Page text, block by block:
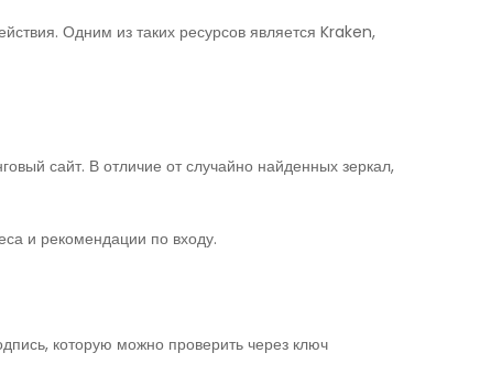
Одним из таких ресурсов является Kraken,
сайт. В отличие от случайно найденных зеркал,
и рекомендации по входу.
которую можно проверить через ключ